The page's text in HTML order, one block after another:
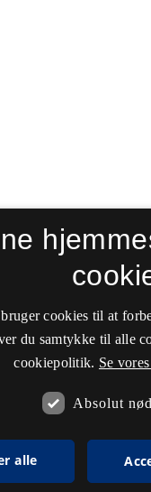
cookies til at
du samtykke til alle
cookiepolitik. Se
Absolut
alle